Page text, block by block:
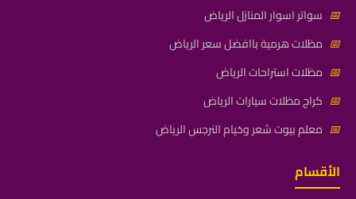
📅 سواتر اسوار المنازل الرياض
📅 مظلات هرمية باافضل سعر الرياض
📅 مظلات استراحات الرياض
📅 كراج مظلات سيارات الرياض
📅 معلم بيوت شعر وخيام النرجس الرياض
الأقسام